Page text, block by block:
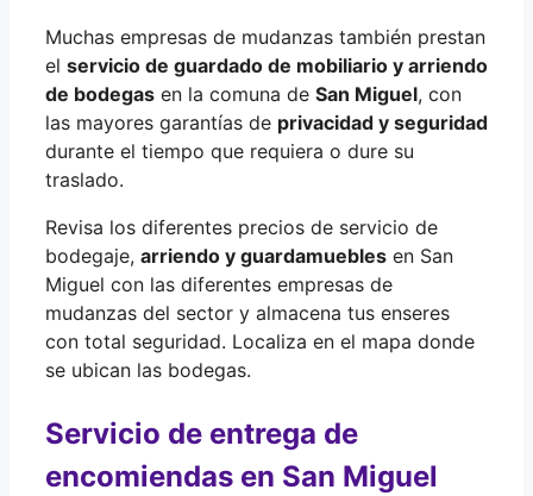
Muchas empresas de mudanzas también prestan
el servicio de guardado de mobiliario y arriendo
de bodegas en la comuna de San Miguel, con
las mayores garantías de privacidad y seguridad
durante el tiempo que requiera o dure su
traslado.
Revisa los diferentes precios de servicio de
bodegaje, arriendo y guardamuebles en San
Miguel con las diferentes empresas de
mudanzas del sector y almacena tus enseres
con total seguridad. Localiza en el mapa donde
se ubican las bodegas.
Servicio de entrega de
encomiendas en San Miguel